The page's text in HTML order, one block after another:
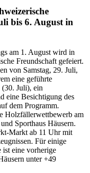
bis 6. August in
am 1. August wird in
Freundschaft gefeiert.
von Samstag, 29. Juli,
eine geführte
Juli), ein
eine Besichtigung des
dem Programm.
Holzfällerwettbewerb am
Sporthaus Häusern.
Markt ab 11 Uhr mit
Für einige
ist eine vorherige
unter +49